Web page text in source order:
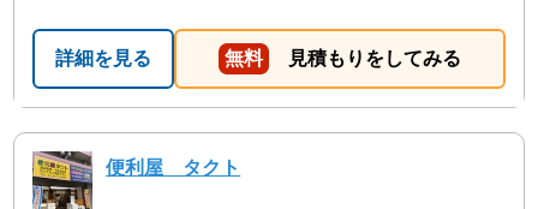
詳細を見る 無料 見積もりをしてみる
便利屋 タクト